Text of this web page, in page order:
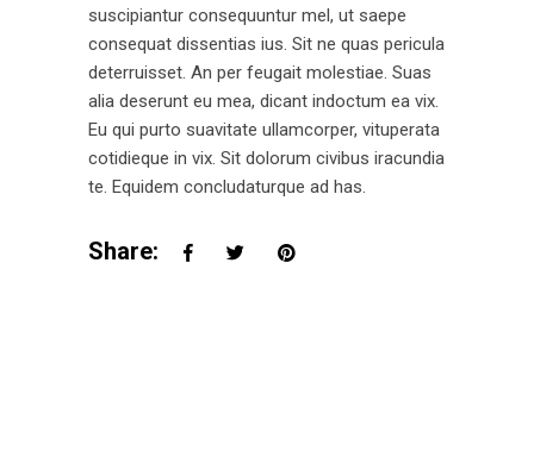
suscipiantur consequuntur mel, ut saepe
consequat dissentias ius. Sit ne quas pericula
deterruisset. An per feugait molestiae. Suas
alia deserunt eu mea, dicant indoctum ea vix.
Eu qui purto suavitate ullamcorper, vituperata
cotidieque in vix. Sit dolorum civibus iracundia
te. Equidem concludaturque ad has.
Share: